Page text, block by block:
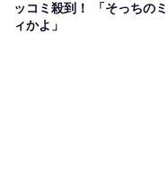
ッコミ殺到！ 「そっちの
ィかよ」